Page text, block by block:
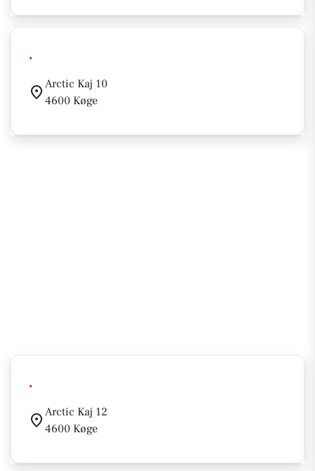
.
Arctic Kaj 10
4600 Køge
.
Arctic Kaj 12
4600 Køge